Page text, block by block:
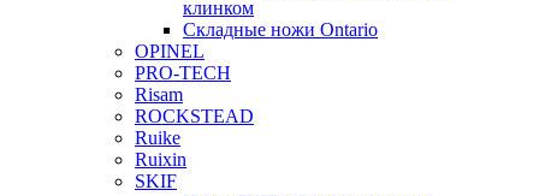
клинком
Складные ножи Ontario
OPINEL
PRO-TECH
Risam
ROCKSTEAD
Ruike
Ruixin
SKIF